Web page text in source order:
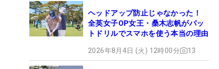
ヘッドアップ防止じゃなかった！
全英女子OP女王・桑木志帆がパッ
トドリルでスマホを使う本当の理由
2026年8月4日 (火) 12時00分 13